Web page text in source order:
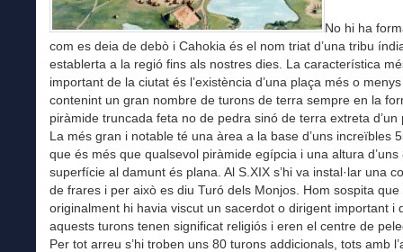
No hi ha
com es deia de debò i Cahokia és el nom triat d’una tribu
establerta a la regió fins als nostres dies. La característica
important de la ciutat és l’existència d’una plaça més o
contenint un gran nombre de turons de terra sempre en la
piràmide truncada feta no de pedra sinó de terra extreta d’un
La més gran i notable té una àrea a la base d’uns increïbles
que és més que qualsevol piràmide egípcia i una altura d’uns
superfície al damunt és plana. Al S.XIX s’hi va instal·lar una
de frares i per això es diu Turó dels Monjos. Hom sospita que
originalment hi havia viscut un sacerdot o dirigent important i
aquests turons tenen significat religiós i eren el centre de
Per tot arreu s’hi troben uns 80 turons addicionals, tots amb